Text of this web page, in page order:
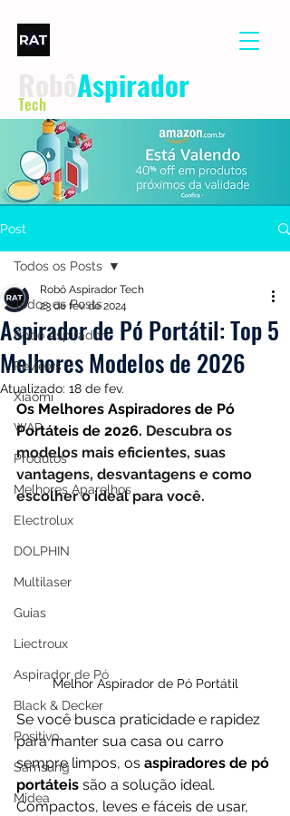
Aspirador
Tech
Post
Todos os Posts
Robô Aspirador
Reviews
Xiaomi
WAP
Produtos
Melhores Aparelhos
Electrolux
DOLPHIN
Multilaser
Guias
Liectroux
Aspirador de Pó
Black & Decker
Positivo
Samsung
Midea
Todos os Posts
Aspirador de Pó Portátil: Top 5
Melhores Modelos de 2026
Robô Aspirador Tech
23 de fev. de 2024
Atualizado: 18 de fev.
Os Melhores Aspiradores de Pó
Portáteis de 2026. Descubra os
modelos mais eficientes, suas
vantagens, desvantagens e como
escolher o ideal para você.
Melhor Aspirador de Pó Portátil
Se você busca praticidade e rapidez
para manter sua casa ou carro
sempre limpos, os aspiradores de pó
portáteis são a solução ideal.
Compactos, leves e fáceis de usar,